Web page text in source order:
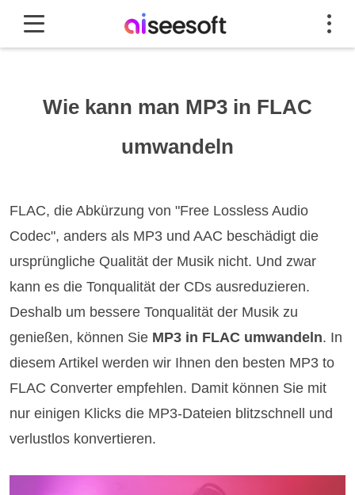
Wie kann man MP3 in FLAC
umwandeln
FLAC, die Abkürzung von "Free Lossless Audio
Codec", anders als MP3 und AAC beschädigt die
ursprüngliche Qualität der Musik nicht. Und zwar
kann es die Tonqualität der CDs ausreduzieren.
Deshalb um bessere Tonqualität der Musik zu
genießen, können Sie MP3 in FLAC umwandeln. In
diesem Artikel werden wir Ihnen den besten MP3 to
FLAC Converter empfehlen. Damit können Sie mit
nur einigen Klicks die MP3-Dateien blitzschnell und
verlustlos konvertieren.